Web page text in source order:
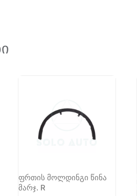
ფრთის მოლდინგი წინა
მარჯ. R